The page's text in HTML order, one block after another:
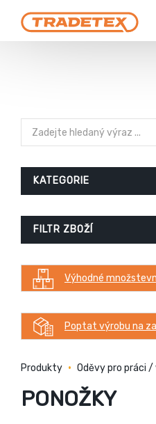
KATEGORIE
FILTR ZBOŽÍ
Výhodné
Poptat výrobu na
Produkty Oděvy pro práci /
PONOŽKY